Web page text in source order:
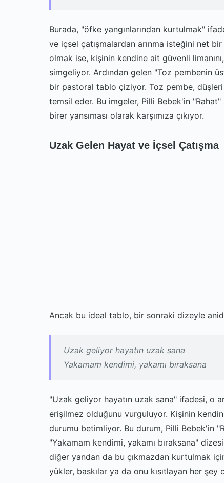
Burada, "öfke yangınlarından kurtulmak"
ve içsel çatışmalardan arınma isteğini net
olmak ise, kişinin kendine ait güvenli
simgeliyor. Ardından gelen "Toz pembenin
bir pastoral tablo çiziyor. Toz pembe,
temsil eder. Bu imgeler, Pilli Bebek'in
birer yansıması olarak karşımıza çıkıyor.
Uzak Gelen Hayat ve İçsel Çatışma
Ancak bu ideal tablo, bir sonraki dizeyle
Uzak geliyor hayatın uzak sana
Yakamam kendimi, yakamı bıraksana
"Uzak geliyor hayatın uzak sana" ifadesi, o
erişilmez olduğunu vurguluyor. Kişinin
durumu betimliyor. Bu durum, Pilli Bebek'in
"Yakamam kendimi, yakamı bıraksana"
diğer yandan da bu çıkmazdan kurtulmak
yükler, baskılar ya da onu kısıtlayan her şey